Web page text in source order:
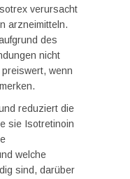
verursacht
arzneimitteln.
des
nicht
wenn
reduziert die
sie Isotretinoin
welche
sind, darüber